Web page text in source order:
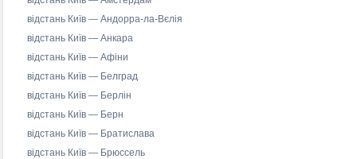
відстань Київ — Андорра-ла-Вєлія
відстань Київ — Анкара
відстань Київ — Афіни
відстань Київ — Белград
відстань Київ — Берлін
відстань Київ — Берн
відстань Київ — Братислава
відстань Київ — Брюссель